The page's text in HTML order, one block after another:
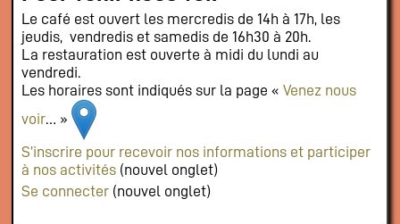
Le café est ouvert les mercredis de 14h à 17h, les
jeudis, vendredis et samedis de 16h30 à 20h.
La restauration est ouverte à midi du lundi au
vendredi.
Les horaires sont indiqués sur la page « Venez nous
voir… »
S’inscrire pour recevoir nos informations et participer
à nos activités(nouvel onglet)
Se connecter(nouvel onglet)